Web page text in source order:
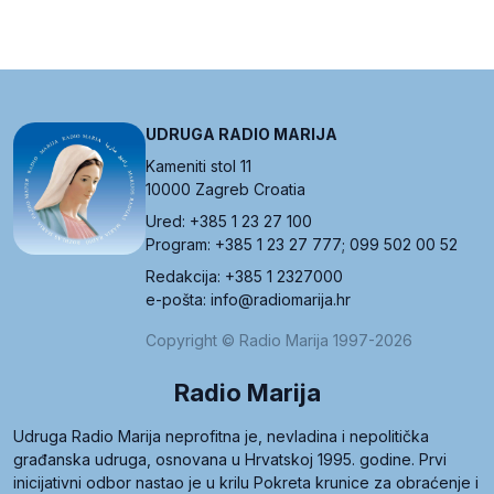
UDRUGA RADIO MARIJA
Kameniti stol 11
10000 Zagreb Croatia
Ured: +385 1 23 27 100
Program: +385 1 23 27 777; 099 502 00 52
Redakcija: +385 1 2327000
e-pošta: info@radiomarija.hr
Copyright © Radio Marija 1997-2026
Radio Marija
Udruga Radio Marija neprofitna je, nevladina i nepolitička
građanska udruga, osnovana u Hrvatskoj 1995. godine. Prvi
inicijativni odbor nastao je u krilu Pokreta krunice za obraćenje i